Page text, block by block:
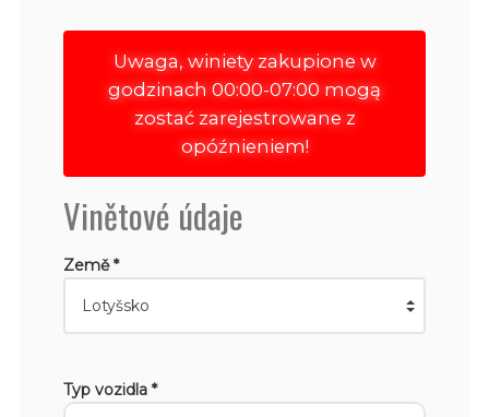
Uwaga, winiety zakupione w
godzinach 00:00-07:00 mogą
zostać zarejestrowane z
opóźnieniem!
Vinětové údaje
Země *
Typ vozidla *